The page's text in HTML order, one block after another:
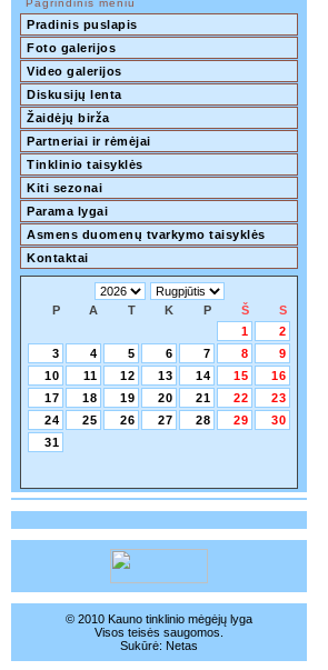
Pagrindinis meniu
Pradinis puslapis
Foto galerijos
Video galerijos
Diskusijų lenta
Žaidėjų birža
Partneriai ir rėmėjai
Tinklinio taisyklės
Kiti sezonai
Parama lygai
Asmens duomenų tvarkymo taisyklės
Kontaktai
P A T K P Š
S
1
2
3
4 5 6 7 8
9
10
11 12 13 14 15
16
17
18 19 20 21 22
23
24
25 26 27 28 29
30
31
© 2010 Kauno tinklinio mėgėjų lyga
Visos teisės saugomos.
Sukūrė: Netas